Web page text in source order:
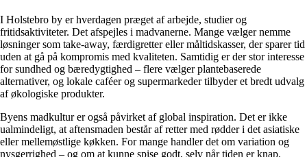
I Holstebro by er hverdagen præget af arbejde, studier og
fritidsaktiviteter. Det afspejles i madvanerne. Mange vælger nemme
løsninger som take-away, færdigretter eller måltidskasser, der sparer tid
uden at gå på kompromis med kvaliteten. Samtidig er der stor interesse
for sundhed og bæredygtighed – flere vælger plantebaserede
alternativer, og lokale caféer og supermarkeder tilbyder et bredt udvalg
af økologiske produkter.
Byens madkultur er også påvirket af global inspiration. Det er ikke
ualmindeligt, at aftensmaden består af retter med rødder i det asiatiske
eller mellemøstlige køkken. For mange handler det om variation og
nysgerrighed – og om at kunne spise godt, selv når tiden er knap.